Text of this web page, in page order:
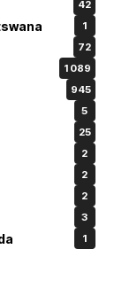
42
1
72
1 089
945
5
25
2
2
2
3
1